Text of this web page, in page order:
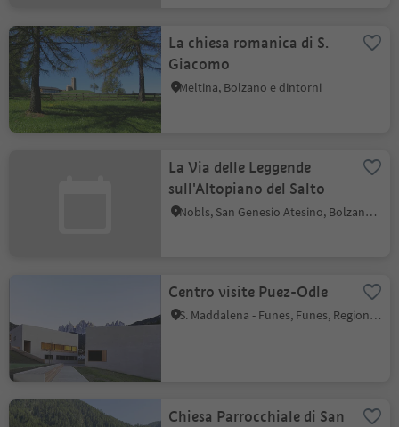
La chiesa romanica di S.
Giacomo
Meltina, Bolzano e dintorni
La Via delle Leggende
sull'Altopiano del Salto
Nobls, San Genesio Atesino, Bolzano e dintorni
Centro visite Puez-Odle
S. Maddalena - Funes, Funes, Regione dolomitica Luson Val di Funes
Chiesa Parrocchiale di San